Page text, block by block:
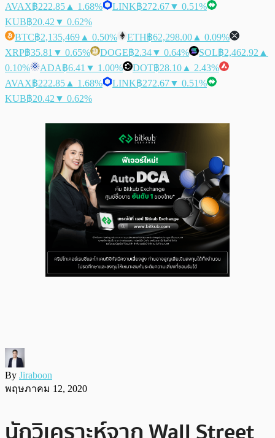
AVAX฿222.85 ▲ 1.68% LINK฿272.67▼ 0.51%
KUB฿20.42 ▼ 0.62%
BTC฿2,135,469 ▲ 0.50% ETH฿62,298.00 ▲ 0.09%
XRP฿35.81 ▼ 0.65% DOGE฿2.34▼ 0.64% SOL฿2,462.92 ▲
0.10%
ADA฿6.41 ▼ 1.00% DOT฿28.10 ▲ 2.43%
AVAX฿222.85 ▲ 1.68% LINK฿272.67▼ 0.51%
KUB฿20.42 ▼ 0.62%
By Jiraboon
พฤษภาคม 12, 2020